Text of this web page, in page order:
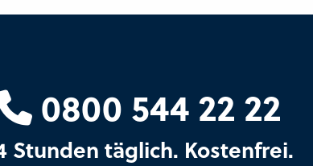
0800 544 22 22
Stunden täglich. Kostenfrei.